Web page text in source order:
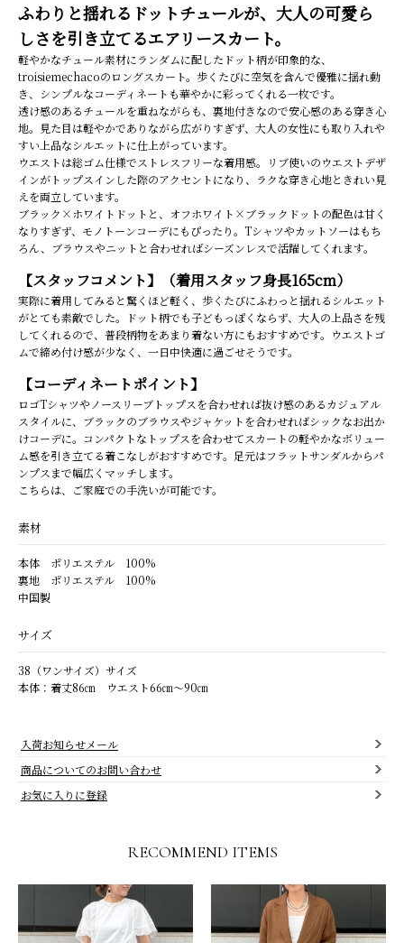
ふわりと揺れるドットチュールが、大人の可愛ら
しさを引き立てるエアリースカート。
軽やかなチュール素材にランダムに配したドット柄が印象的な、
troisiemechacoのロングスカート。歩くたびに空気を含んで優雅に揺れ動
き、シンプルなコーディネートも華やかに彩ってくれる一枚です。
透け感のあるチュールを重ねながらも、裏地付きなので安心感のある穿き心
地。見た目は軽やかでありながら広がりすぎず、大人の女性にも取り入れや
すい上品なシルエットに仕上がっています。
ウエストは総ゴム仕様でストレスフリーな着用感。リブ使いのウエストデザ
インがトップスインした際のアクセントになり、ラクな穿き心地ときれい見
えを両立しています。
ブラック×ホワイトドットと、オフホワイト×ブラックドットの配色は甘く
なりすぎず、モノトーンコーデにもぴったり。Tシャツやカットソーはもち
ろん、ブラウスやニットと合わせればシーズンレスで活躍してくれます。
【スタッフコメント】（着用スタッフ身長165cm）
実際に着用してみると驚くほど軽く、歩くたびにふわっと揺れるシルエット
がとても素敵でした。ドット柄でも子どもっぽくならず、大人の上品さを残
してくれるので、普段柄物をあまり着ない方にもおすすめです。ウエストゴ
ムで締め付け感が少なく、一日中快適に過ごせそうです。
【コーディネートポイント】
ロゴTシャツやノースリーブトップスを合わせれば抜け感のあるカジュアル
スタイルに、ブラックのブラウスやジャケットを合わせればシックなお出か
けコーデに。コンパクトなトップスを合わせてスカートの軽やかなボリュー
ム感を引き立てる着こなしがおすすめです。足元はフラットサンダルからパ
ンプスまで幅広くマッチします。
こちらは、ご家庭での手洗いが可能です。
素材
本体 ポリエステル 100%
裏地 ポリエステル 100%
中国製
サイズ
38（ワンサイズ）サイズ
本体：着丈86㎝ ウエスト66㎝～90㎝
入荷お知らせメール
商品についてのお問い合わせ
お気に入りに登録
RECOMMEND ITEMS